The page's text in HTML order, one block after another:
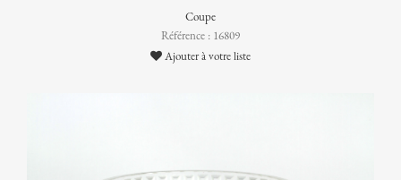
Coupe
Référence : 16809
Ajouter à votre liste